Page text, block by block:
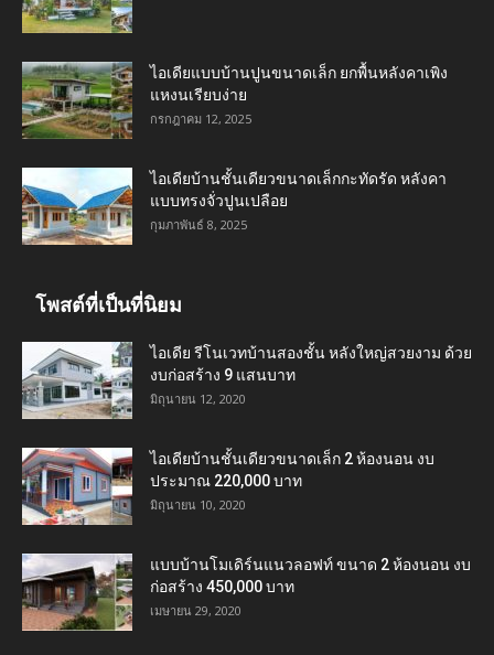
ไอเดียแบบบ้านปูนขนาดเล็ก ยกพื้นหลังคาเพิง
แหงนเรียบง่าย
กรกฎาคม 12, 2025
ไอเดียบ้านชั้นเดียวขนาดเล็กกะทัดรัด หลังคา
แบบทรงจั่วปูนเปลือย
กุมภาพันธ์ 8, 2025
โพสต์ที่เป็นที่นิยม
ไอเดีย รีโนเวทบ้านสองชั้น หลังใหญ่สวยงาม ด้วย
งบก่อสร้าง 9 แสนบาท
มิถุนายน 12, 2020
ไอเดียบ้านชั้นเดียวขนาดเล็ก 2 ห้องนอน งบ
ประมาณ 220,000 บาท
มิถุนายน 10, 2020
แบบบ้านโมเดิร์นแนวลอฟท์ ขนาด 2 ห้องนอน งบ
ก่อสร้าง 450,000 บาท
เมษายน 29, 2020